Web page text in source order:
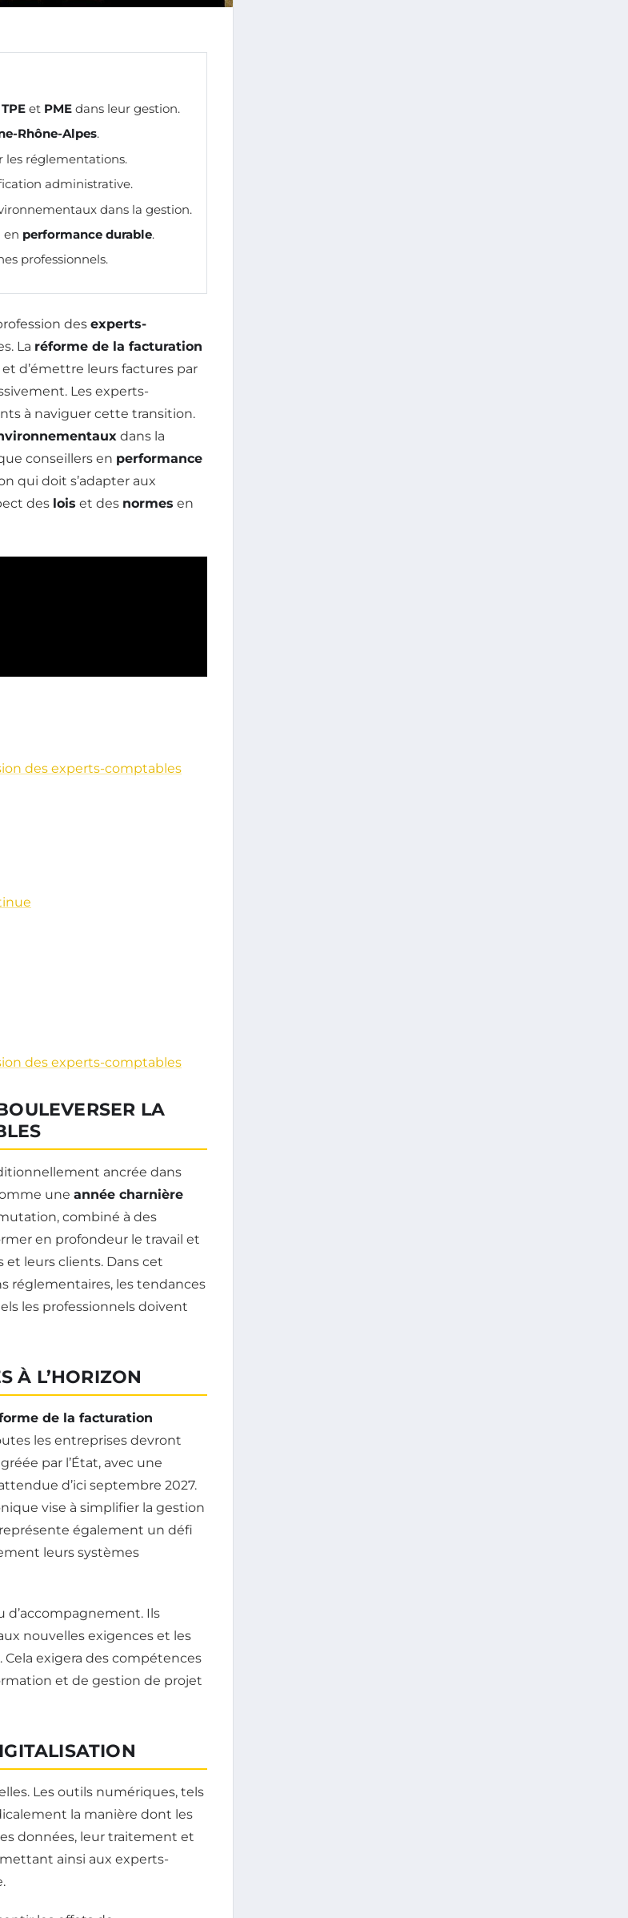
TPE et PME dans leur gestion.
Rhône-Alpes.
les réglementations.
administrative.
dans la gestion.
en performance durable.
professionnels.
des experts-
La réforme de la facturation
d’émettre leurs factures par
Les experts-
à naviguer cette transition.
dans la
conseillers en performance
qui doit s’adapter aux
des lois et des normes en
des experts-comptables
des experts-comptables
LA
ancrée dans
une année charnière
combiné à des
en profondeur le travail et
leurs clients. Dans cet
réglementaires, les tendances
les professionnels doivent
À L’HORIZON
de la facturation
les entreprises devront
par l’État, avec une
d’ici septembre 2027.
vise à simplifier la gestion
également un défi
leurs systèmes
d’accompagnement. Ils
nouvelles exigences et les
exigera des compétences
et de gestion de projet
Les outils numériques, tels
la manière dont les
données, leur traitement et
ainsi aux experts-